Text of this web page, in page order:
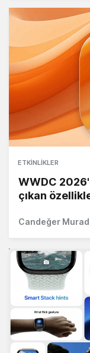
ETKINLIKLER
WWDC
çıkan
Candeğer